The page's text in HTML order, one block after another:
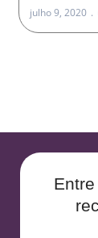
julho 9, 2020